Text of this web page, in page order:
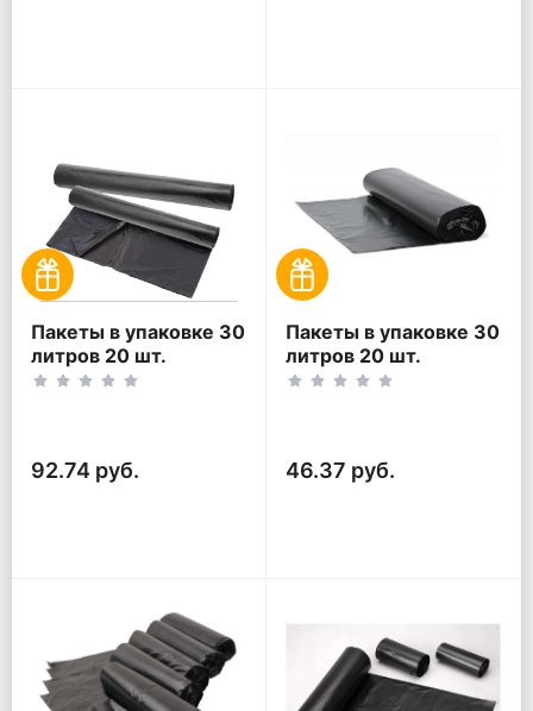
Пакеты в упаковке 30
литров 20 шт.
(20шт*2рул)
92.74 руб.
Пакеты в упаковке 30
литров 20 шт.
(20шт*1рул)
46.37 руб.